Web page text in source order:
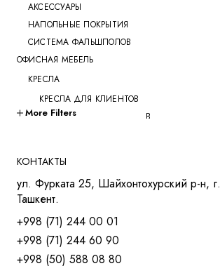
АКСЕССУАРЫ
НАПОЛЬНЫЕ ПОКРЫТИЯ
СИСТЕМА ФАЛЬШПОЛОВ
ОФИСНАЯ МЕБЕЛЬ
КРЕСЛА
КРЕСЛА ДЛЯ КЛИЕНТОВ
КРЕСЛА ДЛЯ ПЕРЕГОВОРОВ
КРЕСЛА ДЛЯ ТРЕНИНГОВ
МЯГКАЯ МЕБЕЛЬ
СТОЛЫ
СТОЛ ДЛЯ РУКОВОДИТЕЛЯ
СТОЛЫ OPEN-SPACE
СТОЛЫ ДЛЯ МЕНЕДЖЕРОВ
More Filters
КОНТАКТЫ
ул. Фурката 25, Шайхонтохурский р-н, г.
Ташкент.
+998 (71) 244 00 01
+998 (71) 244 60 90
+998 (50) 588 08 80